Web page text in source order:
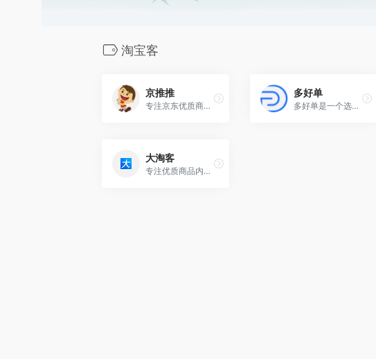
淘宝客
京推推
专注京东优质商品内容打造,为广大京挑客提供精选商品和采集群发软件,节省时间及人力成本!
多好单
多好单是一个选品平台，支持多平台在线选品，特别是一站式京东、拼多多、唯品会等平台的选品。
大淘客
专注优质商品内容打造,为广大淘宝客提供精选商品,节省时间及人力成本